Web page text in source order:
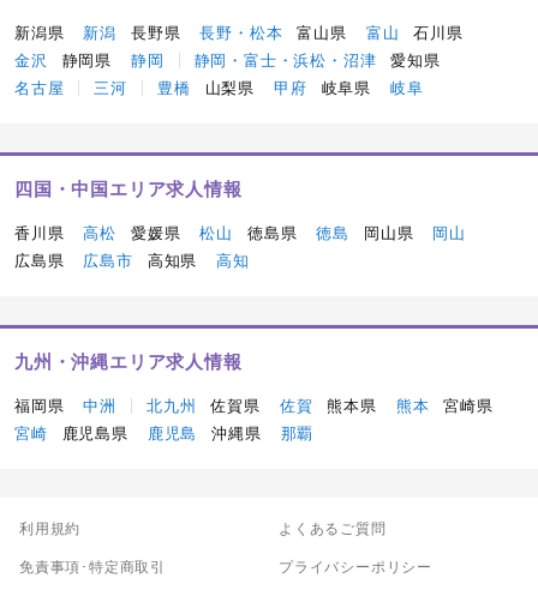
新潟県 新潟 長野県 長野・松本 富山県 富山
石川県
金沢
静岡県 静岡 静岡・富士・浜松・沼津
愛知県
名古屋
三河 豊橋 山梨県 甲府 岐阜県 岐阜
四国・中国エリア求人情報
香川県 高松 愛媛県 松山 徳島県 徳島 岡山県
岡山
広島県
広島市 高知県 高知
九州・沖縄エリア求人情報
福岡県 中洲 北九州 佐賀県 佐賀 熊本県 熊本
宮崎県
宮崎
鹿児島県 鹿児島 沖縄県 那覇
利用規約 よくあるご質問
免責事項･特定商取引 プライバシーポリシー